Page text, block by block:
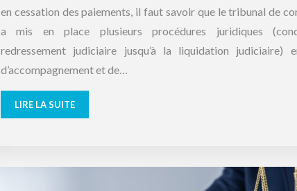
en cessation des paiements, il faut savoir que le tribunal de
a mis en place plusieurs procédures juridiques
redressement judiciaire jusqu’à la liquidation judiciaire)
d’accompagnement et de…
LIRE LA SUITE